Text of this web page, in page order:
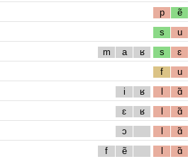
p ẽ
s u
m a ʁ s ɛ
f u
i ʁ l ɑ̃
ɛ ʁ l ɑ̃
ɔ l ɑ̃
f ẽ l ɑ̃